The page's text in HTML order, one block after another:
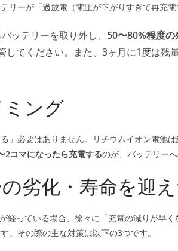
リーが「過放電（電圧が下がりすぎて再充電
ッテリーを取り外し、 50〜80%程度の
してください。また、3ヶ月に1度は残
ング
」必要はありません。リチウムイオン電池
2コマになったら充電するのが、バッテリー
劣化・寿命を迎
経っている場合、徐々に「充電の減りが早
。その際の主な対策は以下の3つです。